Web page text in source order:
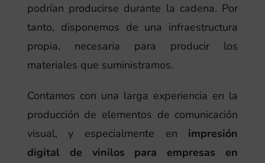
podrían producirse durante la cadena. Por
tanto, disponemos de una infraestructura
propia, necesaria para producir los
materiales que suministramos.
Contamos con una larga experiencia en la
producción de elementos de comunicación
visual, y especialmente en impresión
digital de vinilos para empresas en